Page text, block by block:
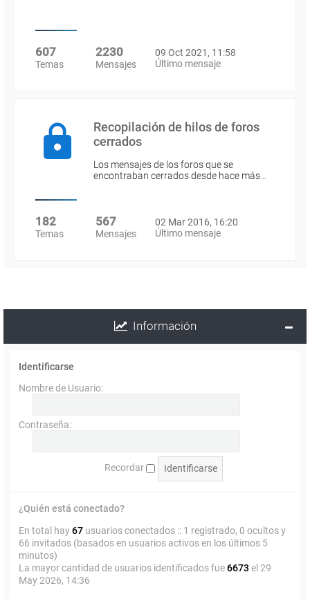
607
Temas
2230
Mensajes
09 Oct 2021, 11:58
Último mensaje
Recopilación de hilos de foros
cerrados
Los mensajes de los foros que se
encontraban cerrados desde hace más…
182
Temas
567
Mensajes
02 Mar 2016, 16:20
Último mensaje
Información
Identificarse
Nombre de Usuario:
Contraseña:
Recordar
¿Quién está conectado?
En total hay67 usuarios conectados :: 1 registrado, 0 ocultos y
66 invitados (basados en usuarios activos en los últimos 5
minutos)
La mayor cantidad de usuarios identificados fue6673 el 29
May 2026, 14:36